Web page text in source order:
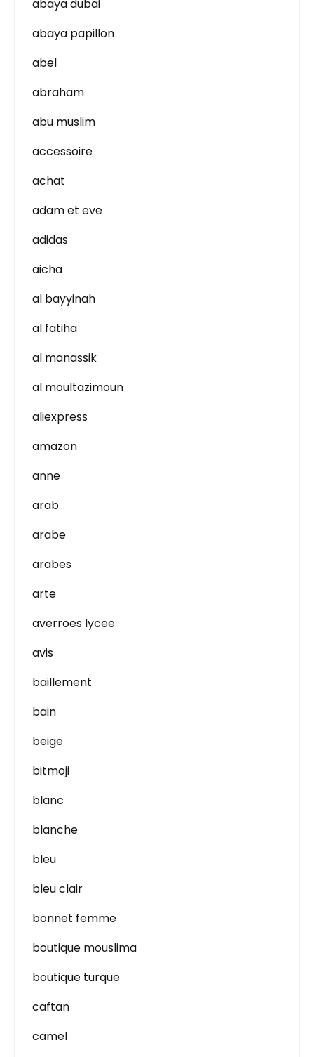
abaya dubai
abaya papillon
abel
abraham
abu muslim
accessoire
achat
adam et eve
adidas
aicha
al bayyinah
al fatiha
al manassik
al moultazimoun
aliexpress
amazon
anne
arab
arabe
arabes
arte
averroes lycee
avis
baillement
bain
beige
bitmoji
blanc
blanche
bleu
bleu clair
bonnet femme
boutique mouslima
boutique turque
caftan
camel